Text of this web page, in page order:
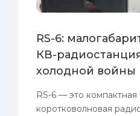
RS-6:
КВ-
холодной войны
RS-6 — это
коротковолновая